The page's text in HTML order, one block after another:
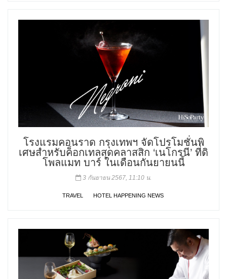
โรงแรมคอนราด กรุงเทพฯ จัดโปรโมชั่นพิ
เศษสำหรับค็อกเทลสุดคลาสสิก ‘เนโกรนี’ ที่ดิ
โพลแมท บาร์ ในเดือนกันยายนนี้
3 กันยายน 2567, 11:10 น.
TRAVEL HOTEL HAPPENING NEWS